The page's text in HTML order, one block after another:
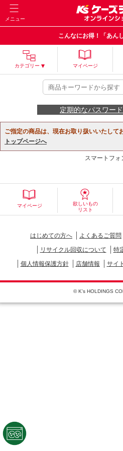
メニュー
こんなにお得！「あん
カテゴリー マイページ
定期的なパスワー
ご指定の商品は、現在お取り扱いいたして
トップページへ
スマートフォ
マイページ
欲しいもの
リスト
はじめての方へ よくあるご質問
リサイクル回収について
特
個人情報保護方針
店舗情報 サイ
© K's HOLDINGS